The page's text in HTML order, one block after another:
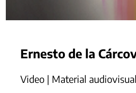
Ernesto de la
Video | Material audiovisual